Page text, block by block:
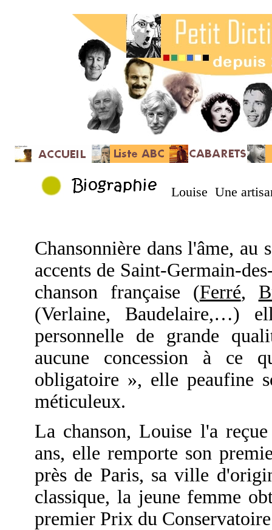
Louise Une
Chansonnière dans l'âme, au
accents de Saint-Germain-
chanson française (Ferré,
(Verlaine, Baudelaire,…)
personnelle de grande
aucune concession à ce
obligatoire », elle peaufine
méticuleux.
La chanson, Louise l'a
ans, elle remporte son
près de Paris, sa ville
classique, la jeune femme
premier Prix du